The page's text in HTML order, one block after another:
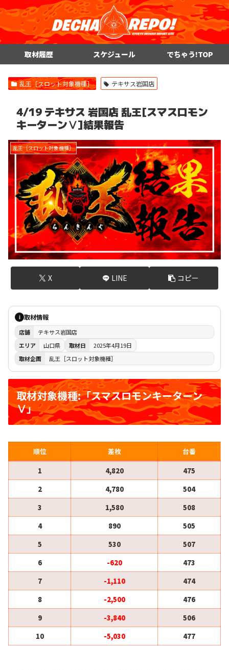
取材履歴 スケジュール でちゃう!TOP
乱王［スロット対象機種］ テキサス岩国店
4/19 テキサス 岩国店 乱王[スマスロモン
キーターンⅤ]結果報告
乱王［スロット対象機種］
X LINE コピー
i 取材情報
店舗
テキサス岩国店
エリア
山口県 取材日
2025年4月19日
取材企画
乱王［スロット対象機種］
取材対象機種:「スマスロモンキーターン
Ⅴ」
順位 差枚
台番
1
4,820
475
2
4,780
504
3
1,580
508
4
890
505
5
530
507
6
-620
473
7
-1,110
474
8
-2,500
476
9
-3,840
506
10
-5,030 477